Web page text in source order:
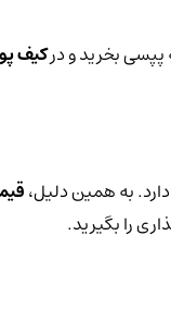
پپسی بخرید و درکیف
به همین دلیل،
را بگیرید.